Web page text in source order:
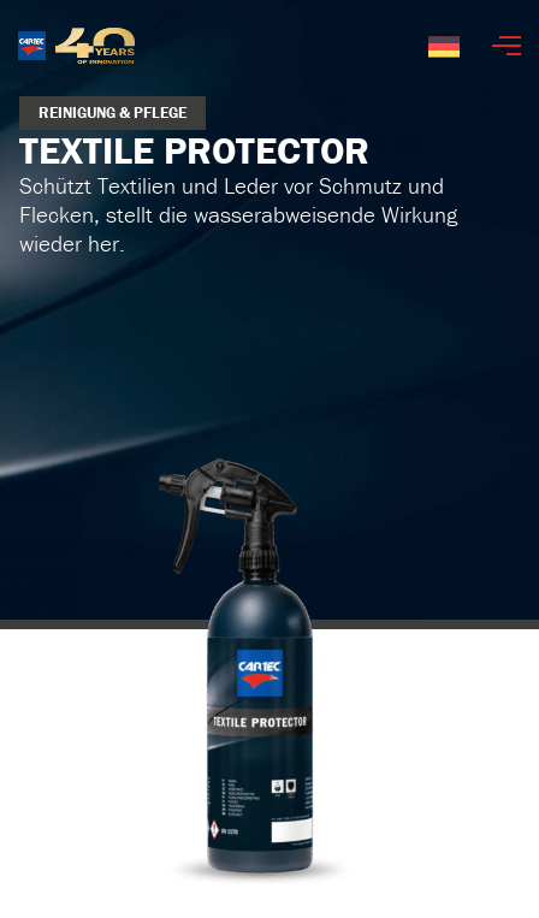
REINIGUNG & PFLEGE
TEXTILE PROTECTOR
Schützt Textilien und Leder vor Schmutz und
Flecken, stellt die wasserabweisende Wirkung
wieder her.